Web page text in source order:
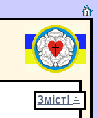
Зміст!